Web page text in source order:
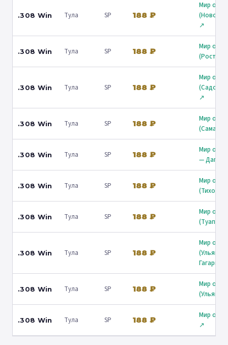
.308 Win Тула SP 188 ₽
Мир
↗
.308 Win Тула SP 188 ₽
Мир
.308 Win Тула SP 188 ₽
Мир
↗
.308 Win Тула SP 188 ₽
Мир
.308 Win Тула SP 188 ₽
Мир
—
.308 Win Тула SP 188 ₽
Мир
.308 Win Тула SP 188 ₽
Мир
(Туапсе)
.308 Win Тула SP 188 ₽
Мир
.308 Win Тула SP 188 ₽
Мир
.308 Win Тула SP 188 ₽
Мир
↗